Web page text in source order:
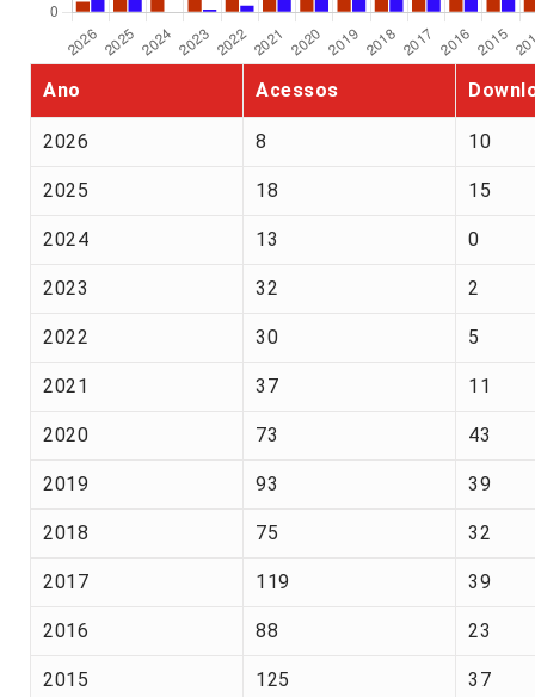
Ano Acessos
2026 8 10
2025 18 15
2024 13 0
2023 32 2
2022 30 5
2021 37 11
2020 73 43
2019 93 39
2018 75 32
2017 119 39
2016 88 23
2015 125 37